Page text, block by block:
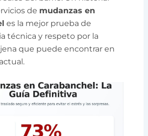
de mudanzas en
es la mejor prueba de
técnica y respeto por la
que puede encontrar en